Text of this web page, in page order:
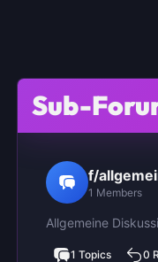
Sub-
f/
1 Members
Allgemeine
1 Topics 0